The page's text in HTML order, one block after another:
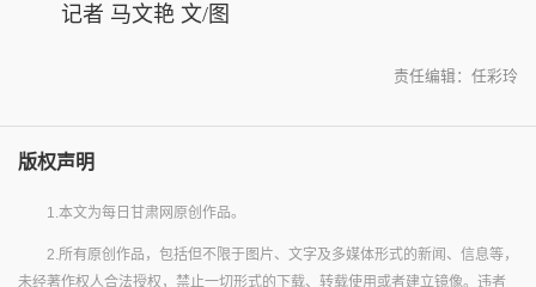
记者 马文艳 文/图
责任编辑：任彩玲
版权声明
1.本文为每日甘肃网原创作品。
2.所有原创作品，包括但不限于图片、文字及多媒体形式的新闻、信息等，
未经著作权人合法授权，禁止一切形式的下载、转载使用或者建立镜像。违者